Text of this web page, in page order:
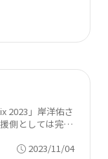
2023」岸洋佑さ
側としては完全
2023/11/04